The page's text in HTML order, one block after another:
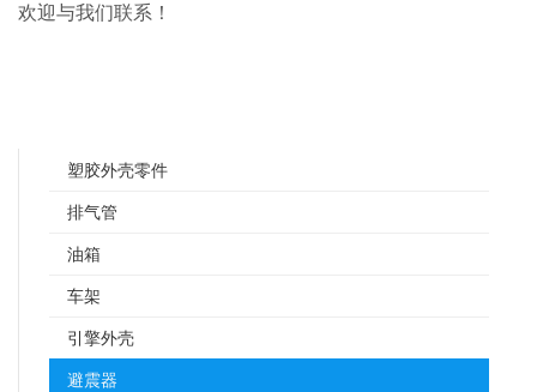
欢迎与我们联系！
塑胶外壳零件
排气管
油箱
车架
引擎外壳
避震器